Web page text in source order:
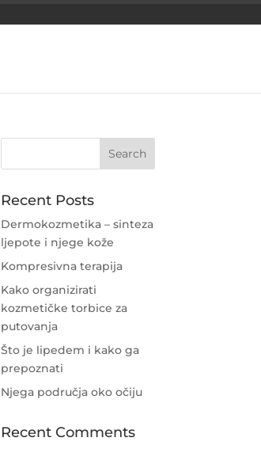
Recent Posts
Dermokozmetika – sinteza
ljepote i njege kože
Kompresivna terapija
Kako organizirati
kozmetičke torbice za
putovanja
Što je lipedem i kako ga
prepoznati
Njega područja oko očiju
Recent Comments